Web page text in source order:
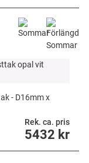
- D16mm x
Rek. ca. pris
5432 kr